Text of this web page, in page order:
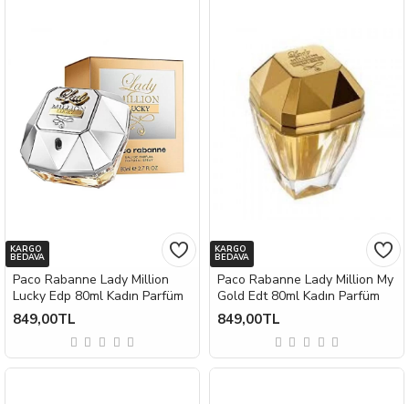
KARGO
BEDAVA
Paco Rabanne Lady Million
Lucky Edp 80ml Kadın Parfüm
849,00TL
KARGO
BEDAVA
Paco Rabanne Lady Million My
Gold Edt 80ml Kadın Parfüm
849,00TL